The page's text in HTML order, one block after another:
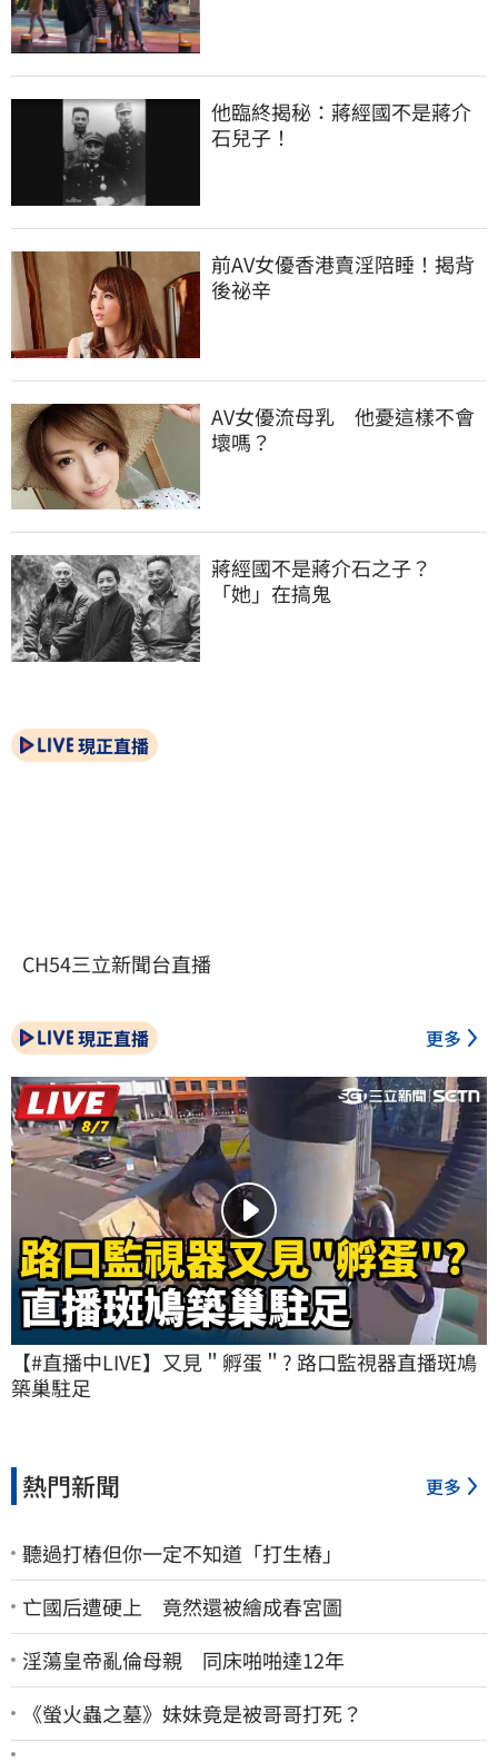
他臨終揭秘：蔣經國不是蔣介
石兒子！
前AV女優香港賣淫陪睡！揭背
後祕辛
AV女優流母乳　他憂這樣不會
壞嗎？
蔣經國不是蔣介石之子？
「她」在搞鬼
現正直播
CH54三立新聞台直播
現正直播 更多
【#直播中LIVE】又見＂孵蛋＂? 路口監視器直播斑鳩
築巢駐足
熱門新聞 更多
聽過打樁但你一定不知道「打生樁」
亡國后遭硬上 竟然還被繪成春宮圖
淫蕩皇帝亂倫母親 同床啪啪達12年
《螢火蟲之墓》妹妹竟是被哥哥打死？